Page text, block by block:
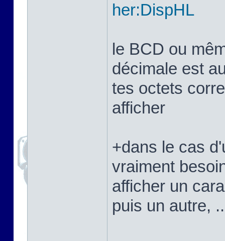
her:DispHL
le BCD ou
décimale est
tes octets
afficher
+dans le cas
vraiment
afficher un
puis un autre,